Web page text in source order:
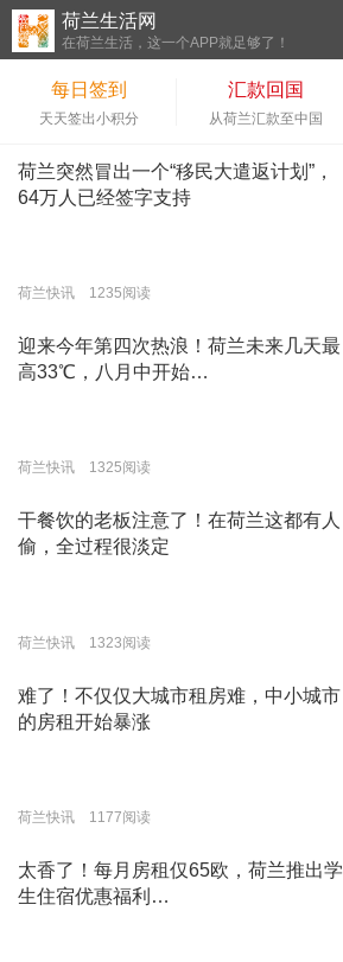
荷兰生活网
在荷兰生活，这一个APP就足够了！
每日签到
天天签出小积分
汇款回国
从荷兰汇款至中国
荷兰突然冒出一个“移民大遣返计划”，
64万人已经签字支持
荷兰快讯 1235阅读
迎来今年第四次热浪！荷兰未来几天最
高33℃，八月中开始…
荷兰快讯 1325阅读
干餐饮的老板注意了！在荷兰这都有人
偷，全过程很淡定
荷兰快讯 1323阅读
难了！不仅仅大城市租房难，中小城市
的房租开始暴涨
荷兰快讯 1177阅读
太香了！每月房租仅65欧，荷兰推出学
生住宿优惠福利…